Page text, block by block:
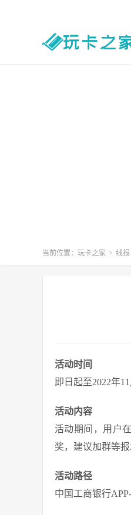
当前位置： 玩卡之家 > 线报
活动时间
即日起至2022年11
活动内容
活动期间，用户
奖，建议加群等
活动路径
中国工商银行